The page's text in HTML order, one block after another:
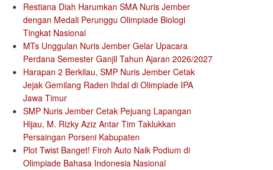
Restiana Diah Harumkan SMA Nuris Jember
dengan Medali Perunggu Olimpiade Biologi
Tingkat Nasional
MTs Unggulan Nuris Jember Gelar Upacara
Perdana Semester Ganjil Tahun Ajaran 2026/2027
Harapan 2 Berkilau, SMP Nuris Jember Cetak
Jejak Gemilang Raden Ihdal di Olimpiade IPA
Jawa Timur
SMP Nuris Jember Cetak Pejuang Lapangan
Hijau, M. Rizky Aziz Antar Tim Taklukkan
Persaingan Porseni Kabupaten
Plot Twist Banget! Firoh Auto Naik Podium di
Olimpiade Bahasa Indonesia Nasional